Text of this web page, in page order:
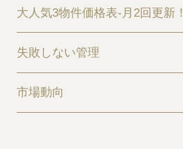
大人気3物件価格表-月2回更新！
失敗しない管理
市場動向